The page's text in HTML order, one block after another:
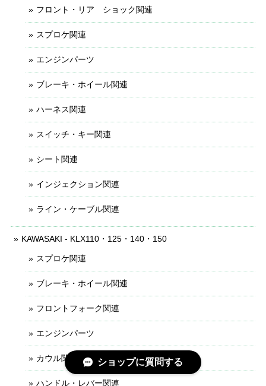
フロント・リア ショック関連
スプロケ関連
エンジンパーツ
ブレーキ・ホイール関連
ハーネス関連
スイッチ・キー関連
シート関連
インジェクション関連
ライン・ケーブル関連
KAWASAKI - KLX110・125・140・150
スプロケ関連
ブレーキ・ホイール関連
フロントフォーク関連
エンジンパーツ
カウル関連
ハンドル・レバー関連
ショップに質問する